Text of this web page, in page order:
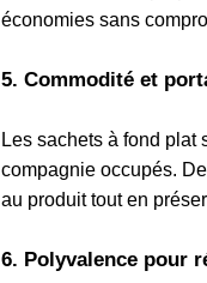
économies sans
5. Commodité et
Les sachets à fond plat
compagnie occupés.
au produit tout en
6. Polyvalence pour